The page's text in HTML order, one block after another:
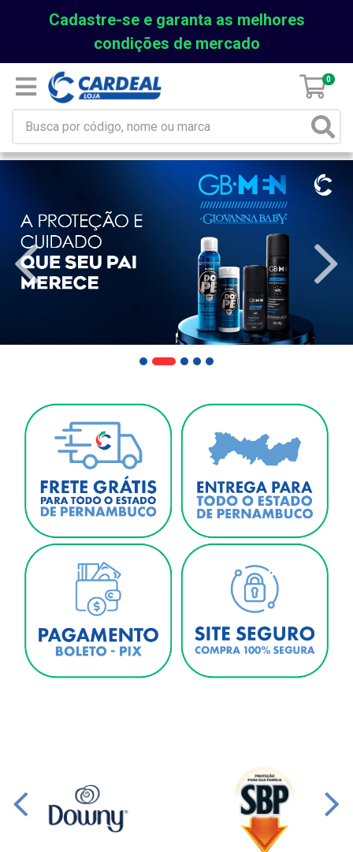
Cadastre-se e garanta as melhores
condições de mercado
0